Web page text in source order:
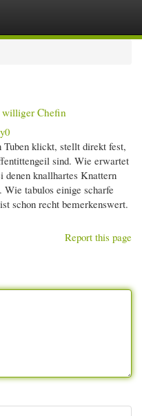
Chefin
Tuben klickt, stellt direkt fest,
sind. Wie erwartet
denen knallhartes Knattern
tabulos einige scharfe
schon recht bemerkenswert.
Report this page